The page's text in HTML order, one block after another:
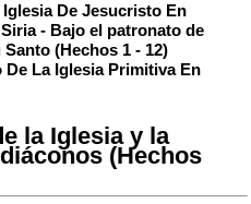
De Jesucristo En
- Bajo el patronato de
(Hechos 1 - 12)
La Iglesia Primitiva En
la Iglesia y la
(Hechos